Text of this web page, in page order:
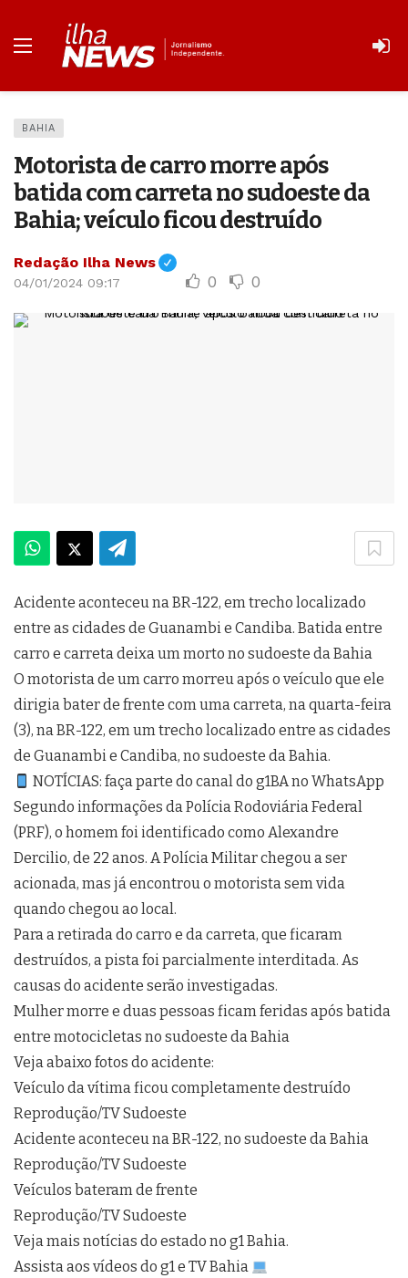
BAHIA
Motorista de carro morre após
batida com carreta no sudoeste da
Bahia; veículo ficou destruído
Redação Ilha News
04/01/2024 09:17 0 0
Acidente aconteceu na BR-122, em trecho localizado
entre as cidades de Guanambi e Candiba. Batida entre
carro e carreta deixa um morto no sudoeste da Bahia
O motorista de um carro morreu após o veículo que ele
dirigia bater de frente com uma carreta, na quarta-feira
(3), na BR-122, em um trecho localizado entre as cidades
de Guanambi e Candiba, no sudoeste da Bahia.
NOTÍCIAS: faça parte do canal do g1BA no WhatsApp
Segundo informações da Polícia Rodoviária Federal
(PRF), o homem foi identificado como Alexandre
Dercilio, de 22 anos. A Polícia Militar chegou a ser
acionada, mas já encontrou o motorista sem vida
quando chegou ao local.
Para a retirada do carro e da carreta, que ficaram
destruídos, a pista foi parcialmente interditada. As
causas do acidente serão investigadas.
Mulher morre e duas pessoas ficam feridas após batida
entre motocicletas no sudoeste da Bahia
Veja abaixo fotos do acidente:
Veículo da vítima ficou completamente destruído
Reprodução/TV Sudoeste
Acidente aconteceu na BR-122, no sudoeste da Bahia
Reprodução/TV Sudoeste
Veículos bateram de frente
Reprodução/TV Sudoeste
Veja mais notícias do estado no g1 Bahia.
Assista aos vídeos do g1 e TV Bahia